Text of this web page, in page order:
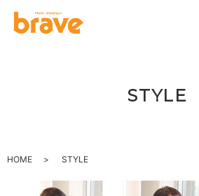
STYLE
HOME STYLE